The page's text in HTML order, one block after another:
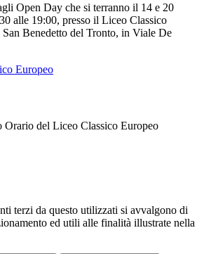
gli Open Day che si terranno il 14 e 20
alle 19:00, presso il Liceo Classico
Benedetto del Tronto, in Viale De
Europeo
Orario del Liceo Classico Europeo
terzi da questo utilizzati si avvalgono di
ed utili alle finalità illustrate nella